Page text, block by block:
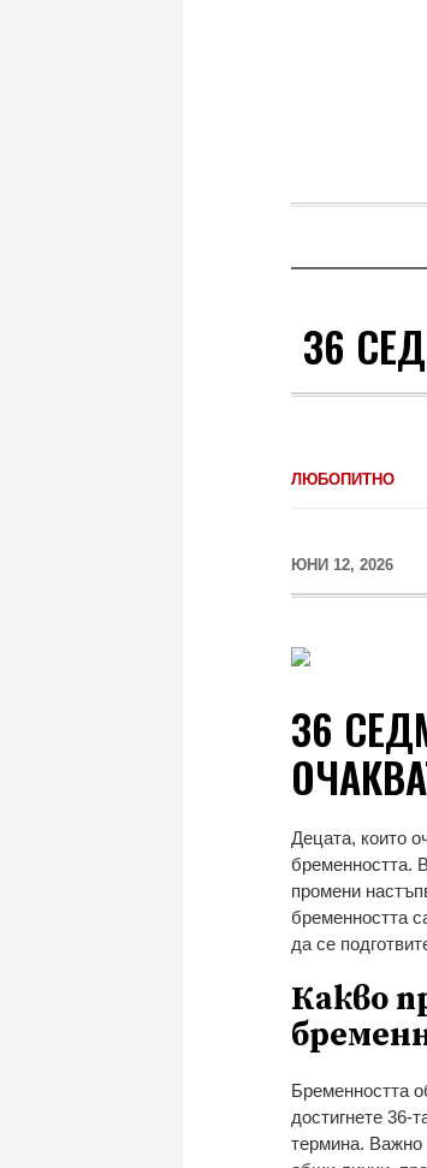
36
ЛЮБОПИТНО
ЮНИ 12, 2026
36
Децата, които
бременността.
промени
бременността
да се
Какво
Бременността
достигнете 36-
термина. Важно